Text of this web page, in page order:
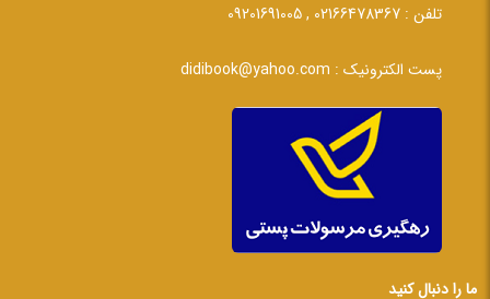
تلفن : 02166478367 , 09201691005
پست الکترونیک : didibook@yahoo.com
ما را دنبال کنید